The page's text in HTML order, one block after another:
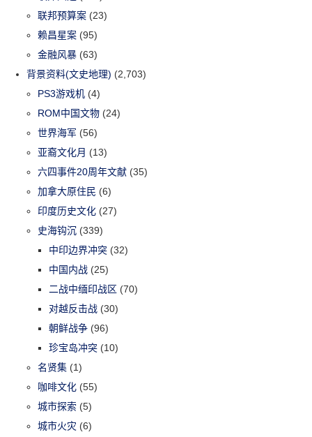
联邦预算案 (23)
赖昌星案 (95)
金融风暴 (63)
背景资料(文史地理) (2,703)
PS3游戏机 (4)
ROM中国文物 (24)
世界海军 (56)
亚裔文化月 (13)
六四事件20周年文献 (35)
加拿大原住民 (6)
印度历史文化 (27)
史海钩沉 (339)
中印边界冲突 (32)
中国内战 (25)
二战中缅印战区 (70)
对越反击战 (30)
朝鲜战争 (96)
珍宝岛冲突 (10)
名贤集 (1)
咖啡文化 (55)
城市探索 (5)
城市火灾 (6)